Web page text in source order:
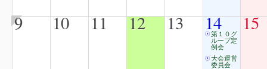
9 10 11 12 13 14
第１０グ
ループ定
例会
大会運営
委員会
15